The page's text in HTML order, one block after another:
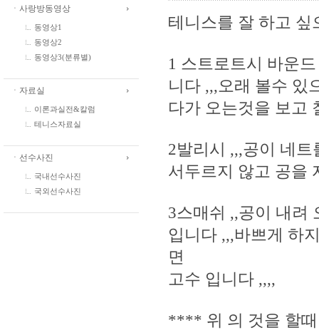
ㆍ사랑방동영상
동영상1
동영상2
동영상3(분류별)
ㆍ자료실
이론과실전&칼럼
테니스자료실
ㆍ선수사진
국내선수사진
국외선수사진
테니스를 잘 하고 싶
1 스트로트시 바운
니다 ,,,오래 볼수 있
다가 오는것을 보고
2발리시 ,,,공이 네
서두르지 않고 공을
3스매쉬 ,,공이 내려
입니다 ,,,바쁘게 하
면
고수 입니다 ,,,,
**** 위 의 것을 할때